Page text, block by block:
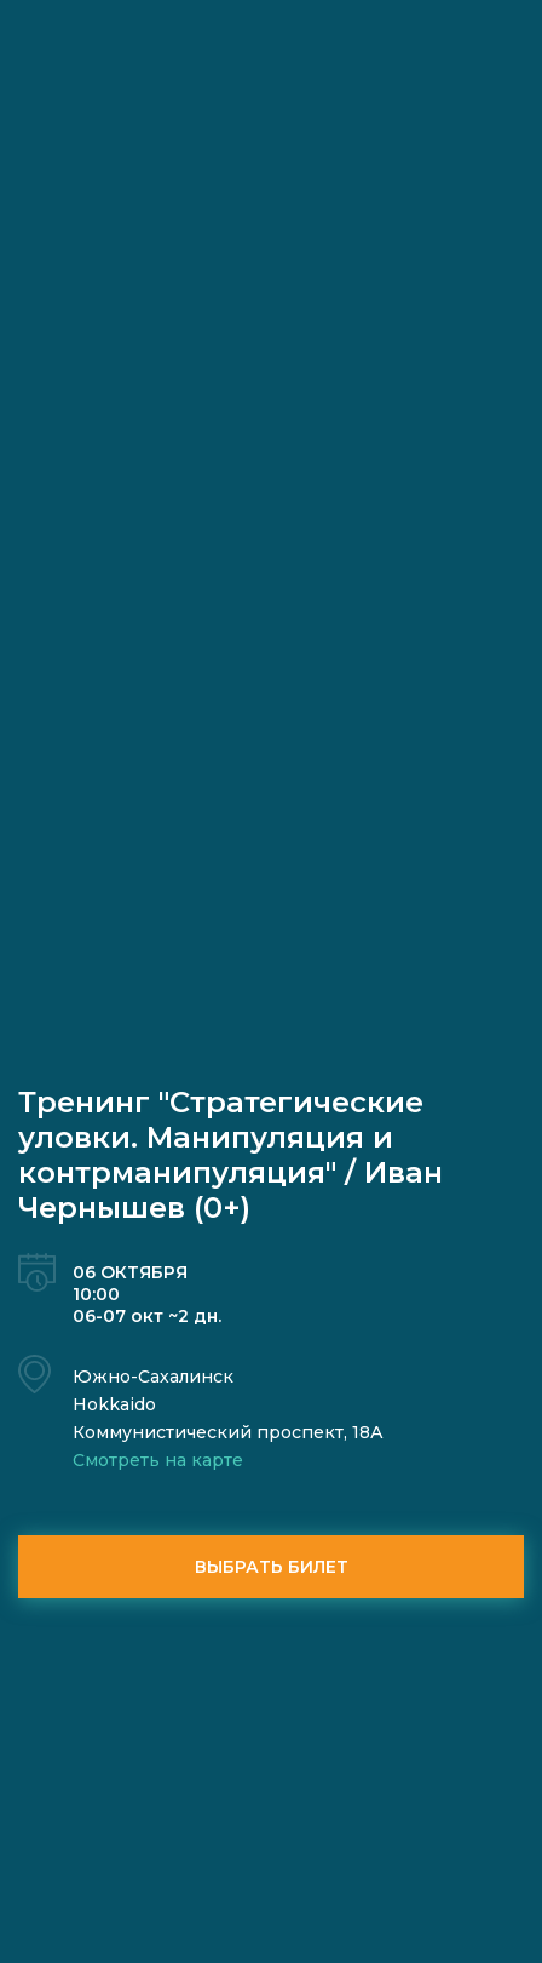
Тренинг "Стратегические
уловки. Манипуляция и
контрманипуляция" / Иван
Чернышев (0+)
06 ОКТЯБРЯ
10:00
06-07 окт ~2 дн.
Южно-Сахалинск
Hokkaido
Коммунистический проспект, 18А
Смотреть на карте
ВЫБРАТЬ БИЛЕТ